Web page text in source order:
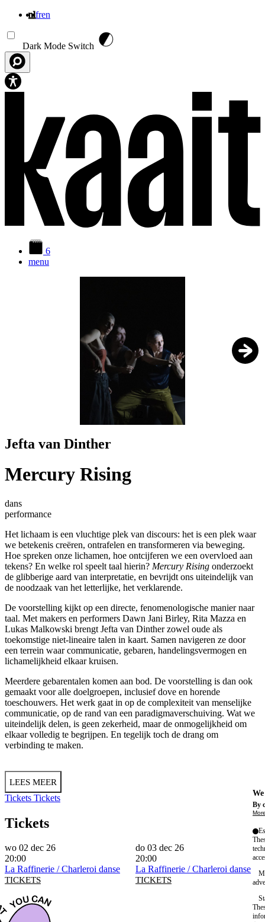
nlfren
Dark Mode Switch
6
menu
1/
Jefta van Dinther
Mercury Rising
dans
performance
Het lichaam is een vluchtige plek van discours: het is een plek waar
we betekenis creëren, ontrafelen en transformeren via beweging.
Hoe spreken onze lichamen, hoe ontcijferen we een overvloed aan
tekens? En welke rol speelt taal hierin? Mercury Rising onderzoekt
de glibberige aard van interpretatie, en bevrijdt ons uiteindelijk van
de noodzaak van het letterlijke, het verklarende.
De voorstelling kijkt op een directe, fenomenologische manier naar
taal. Met makers en performers Dawn Jani Birley, Rita Mazza en
Lukas Malkowski brengt Jefta van Dinther zowel oude als
toekomstige niet-lineaire talen in kaart. Samen navigeren ze door
een terrein waar communicatie, gebaren, handelingsvermogen en
lichamelijkheid elkaar kruisen.
Meerdere gebarentalen komen aan bod. De voorstelling is dan ook
gemaakt voor alle doelgroepen, inclusief dove en horende
toeschouwers. Het werk gaat in op de complexiteit van menselijke
communicatie, op de rand van een paradigmaverschuiving. Wat we
uiteindelijk delen, is geen zekerheid, maar de onmogelijkheid om
elkaar volledig te begrijpen. En tegelijk toch de drang om
verbinding te maken.
LEES MEER
Tickets Tickets
Tickets
wo 02 dec 26
20:00
La Raffinerie / Charleroi danse
TICKETS
do 03 dec 26
20:00
La Raffinerie / Charleroi danse
TICKETS
By